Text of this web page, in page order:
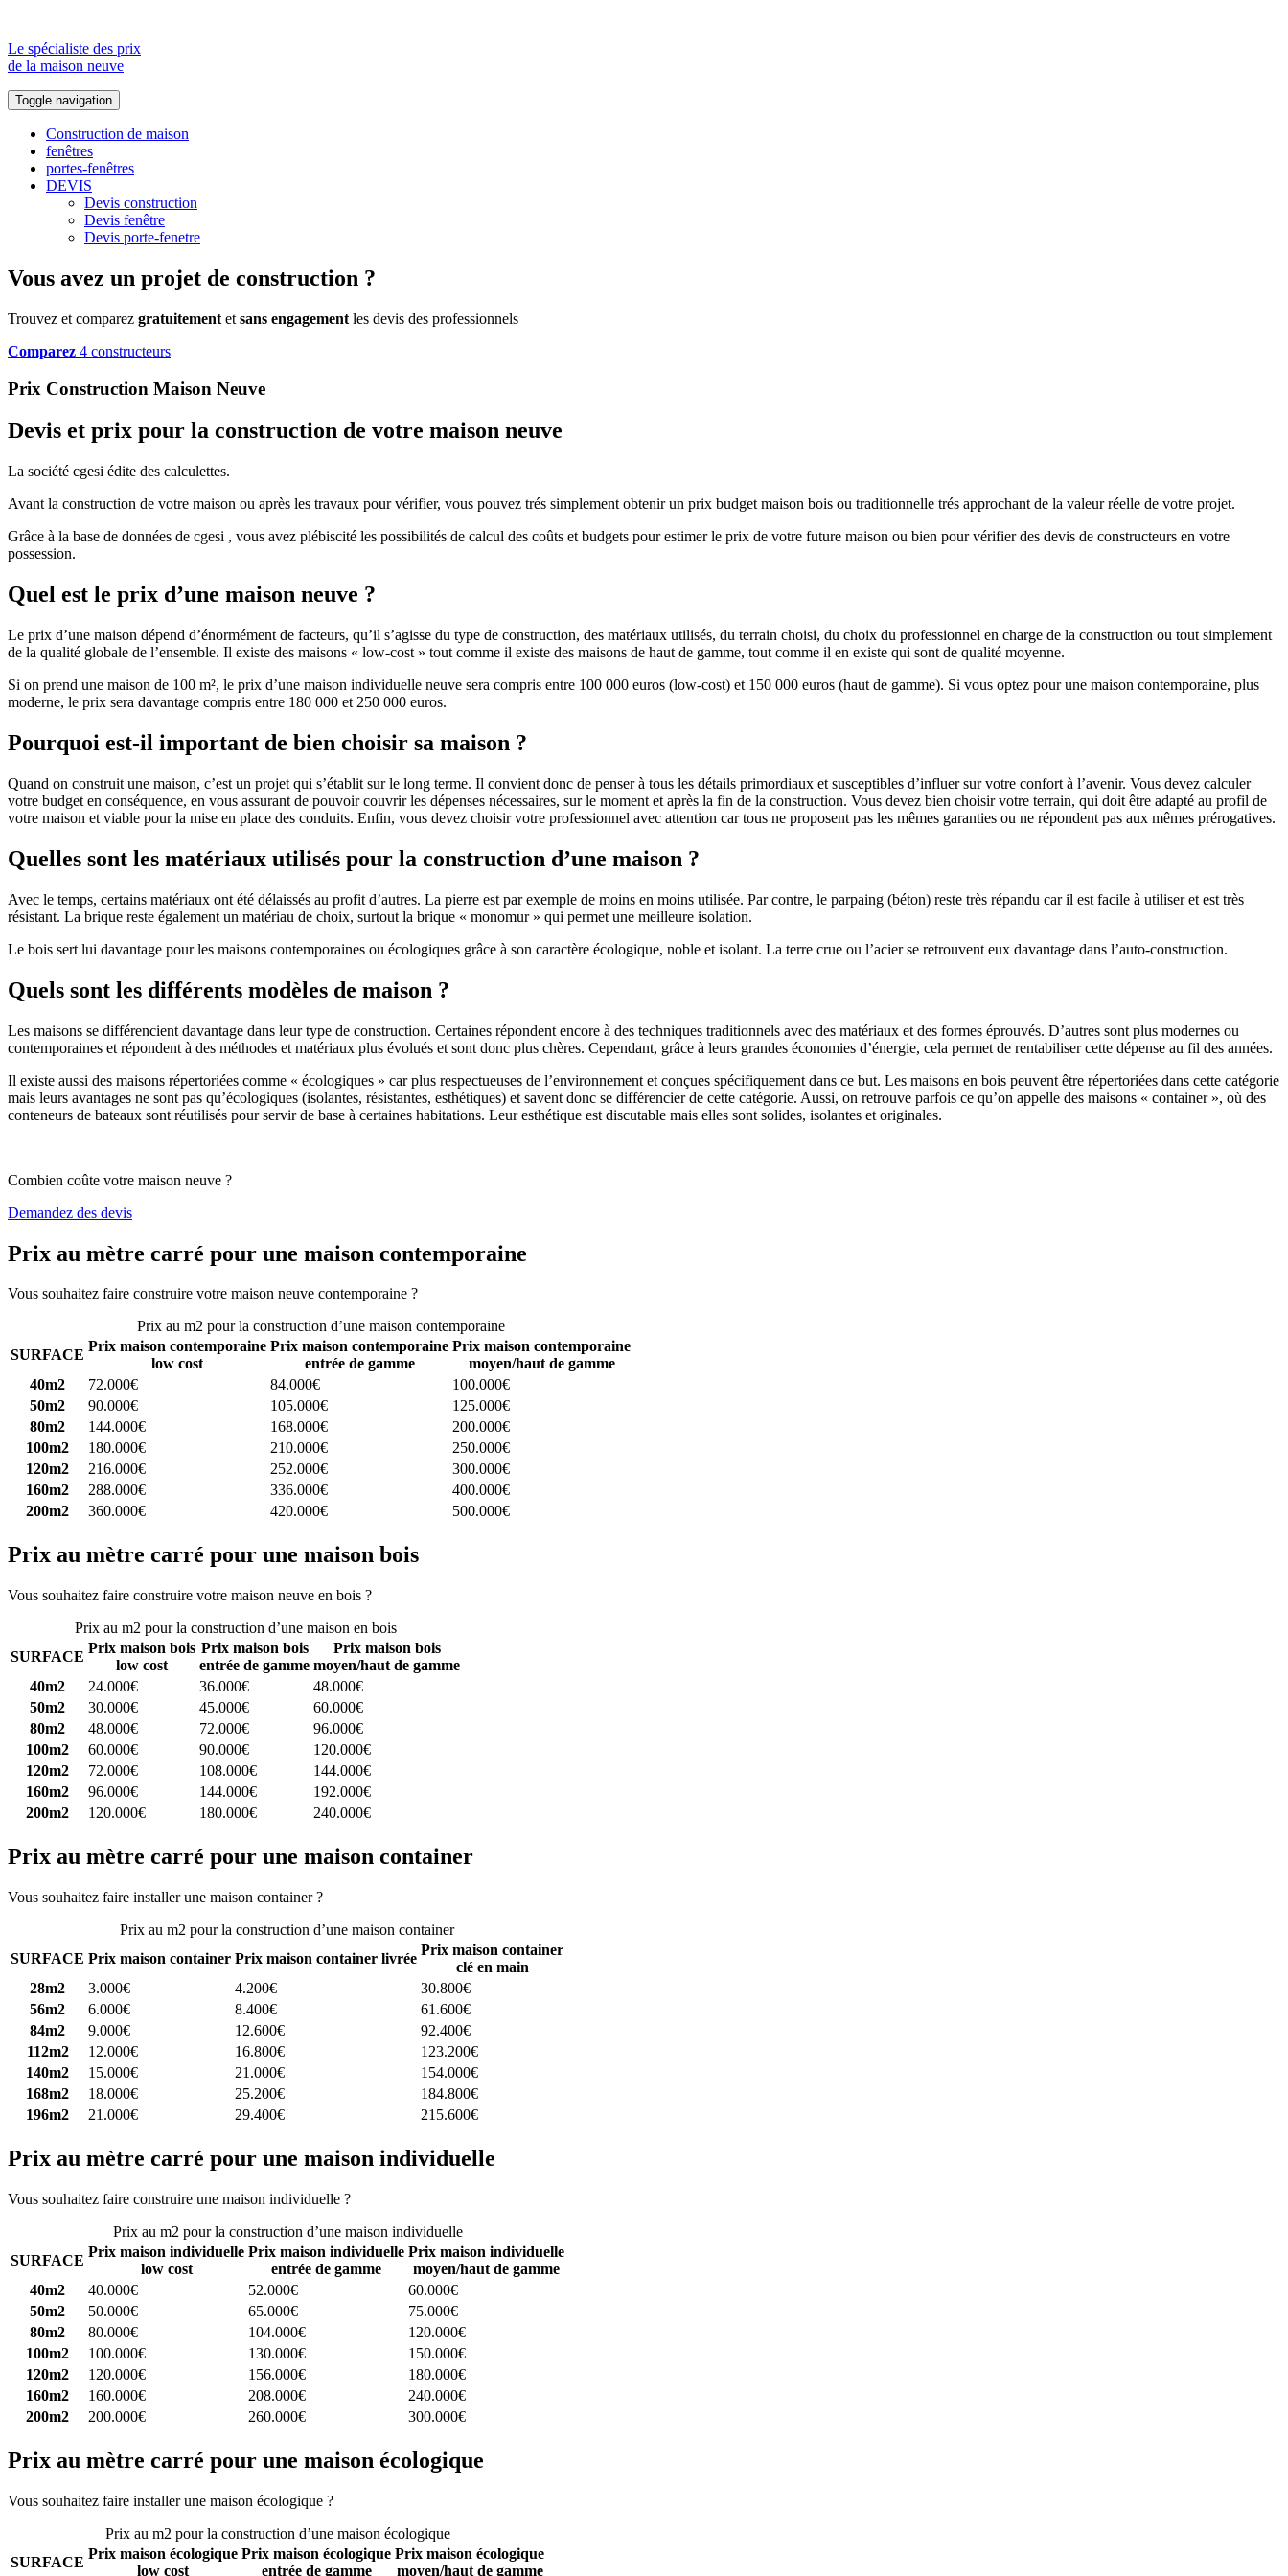
Le spécialiste des prix
de la maison neuve
Toggle navigation
Construction de maison
fenêtres
portes-fenêtres
DEVIS
Devis construction
Devis fenêtre
Devis porte-fenetre
Vous avez un projet de construction ?
Trouvez et comparez gratuitement et sans engagement les devis des professionnels
Comparez 4 constructeurs
Prix Construction Maison Neuve
Devis et prix pour la construction de votre maison neuve
La société cgesi édite des calculettes.
Avant la construction de votre maison ou après les travaux pour vérifier, vous pouvez trés simplement obtenir un prix budget maison bois ou traditionnelle trés approchant de la valeur réelle de votre projet.
Grâce à la base de données de cgesi , vous avez plébiscité les possibilités de calcul des coûts et budgets pour estimer le prix de votre future maison ou bien pour vérifier des devis de constructeurs en votre
possession.
Quel est le prix d’une maison neuve ?
Le prix d’une maison dépend d’énormément de facteurs, qu’il s’agisse du type de construction, des matériaux utilisés, du terrain choisi, du choix du professionnel en charge de la construction ou tout simplement
de la qualité globale de l’ensemble. Il existe des maisons « low-cost » tout comme il existe des maisons de haut de gamme, tout comme il en existe qui sont de qualité moyenne.
Si on prend une maison de 100 m², le prix d’une maison individuelle neuve sera compris entre 100 000 euros (low-cost) et 150 000 euros (haut de gamme). Si vous optez pour une maison contemporaine, plus
moderne, le prix sera davantage compris entre 180 000 et 250 000 euros.
Pourquoi est-il important de bien choisir sa maison ?
Quand on construit une maison, c’est un projet qui s’établit sur le long terme. Il convient donc de penser à tous les détails primordiaux et susceptibles d’influer sur votre confort à l’avenir. Vous devez calculer
votre budget en conséquence, en vous assurant de pouvoir couvrir les dépenses nécessaires, sur le moment et après la fin de la construction. Vous devez bien choisir votre terrain, qui doit être adapté au profil de
votre maison et viable pour la mise en place des conduits. Enfin, vous devez choisir votre professionnel avec attention car tous ne proposent pas les mêmes garanties ou ne répondent pas aux mêmes prérogatives.
Quelles sont les matériaux utilisés pour la construction d’une maison ?
Avec le temps, certains matériaux ont été délaissés au profit d’autres. La pierre est par exemple de moins en moins utilisée. Par contre, le parpaing (béton) reste très répandu car il est facile à utiliser et est très
résistant. La brique reste également un matériau de choix, surtout la brique « monomur » qui permet une meilleure isolation.
Le bois sert lui davantage pour les maisons contemporaines ou écologiques grâce à son caractère écologique, noble et isolant. La terre crue ou l’acier se retrouvent eux davantage dans l’auto-construction.
Quels sont les différents modèles de maison ?
Les maisons se différencient davantage dans leur type de construction. Certaines répondent encore à des techniques traditionnels avec des matériaux et des formes éprouvés. D’autres sont plus modernes ou
contemporaines et répondent à des méthodes et matériaux plus évolués et sont donc plus chères. Cependant, grâce à leurs grandes économies d’énergie, cela permet de rentabiliser cette dépense au fil des années.
Il existe aussi des maisons répertoriées comme « écologiques » car plus respectueuses de l’environnement et conçues spécifiquement dans ce but. Les maisons en bois peuvent être répertoriées dans cette catégorie
mais leurs avantages ne sont pas qu’écologiques (isolantes, résistantes, esthétiques) et savent donc se différencier de cette catégorie. Aussi, on retrouve parfois ce qu’on appelle des maisons « container », où des
conteneurs de bateaux sont réutilisés pour servir de base à certaines habitations. Leur esthétique est discutable mais elles sont solides, isolantes et originales.
Combien coûte votre maison neuve ?
Demandez des devis
Prix au mètre carré pour une maison contemporaine
Vous souhaitez faire construire votre maison neuve contemporaine ?
Prix au m2 pour la construction d’une maison contemporaine
SURFACE
Prix maison contemporaine
low cost
Prix maison contemporaine
entrée de gamme
Prix maison contemporaine
moyen/haut de gamme
40m2
72.000€ 84.000€
100.000€
50m2
90.000€ 105.000€
125.000€
80m2
144.000€ 168.000€
200.000€
100m2
180.000€ 210.000€
250.000€
120m2
216.000€ 252.000€
300.000€
160m2
288.000€ 336.000€
400.000€
200m2
360.000€ 420.000€ 500.000€
Prix au mètre carré pour une maison bois
Vous souhaitez faire construire votre maison neuve en bois ?
Prix au m2 pour la construction d’une maison en bois
SURFACE
Prix maison bois
low cost
Prix maison bois
entrée de gamme
Prix maison bois
moyen/haut de gamme
40m2
24.000€ 36.000€
48.000€
50m2
30.000€ 45.000€
60.000€
80m2
48.000€ 72.000€
96.000€
100m2
60.000€ 90.000€
120.000€
120m2
72.000€ 108.000€
144.000€
160m2
96.000€ 144.000€
192.000€
200m2
120.000€ 180.000€ 240.000€
Prix au mètre carré pour une maison container
Vous souhaitez faire installer une maison container ?
Prix au m2 pour la construction d’une maison container
SURFACE Prix maison container Prix maison container livrée
Prix maison container
clé en main
28m2
3.000€ 4.200€
30.800€
56m2
6.000€ 8.400€
61.600€
84m2
9.000€ 12.600€
92.400€
112m2
12.000€ 16.800€
123.200€
140m2
15.000€ 21.000€
154.000€
168m2
18.000€ 25.200€
184.800€
196m2
21.000€ 29.400€ 215.600€
Prix au mètre carré pour une maison individuelle
Vous souhaitez faire construire une maison individuelle ?
Prix au m2 pour la construction d’une maison individuelle
SURFACE
Prix maison individuelle
low cost
Prix maison individuelle
entrée de gamme
Prix maison individuelle
moyen/haut de gamme
40m2
40.000€ 52.000€
60.000€
50m2
50.000€ 65.000€
75.000€
80m2
80.000€ 104.000€
120.000€
100m2
100.000€ 130.000€
150.000€
120m2
120.000€ 156.000€
180.000€
160m2
160.000€ 208.000€
240.000€
200m2
200.000€ 260.000€ 300.000€
Prix au mètre carré pour une maison écologique
Vous souhaitez faire installer une maison écologique ?
Prix au m2 pour la construction d’une maison écologique
SURFACE
Prix maison écologique
low cost
Prix maison écologique
entrée de gamme
Prix maison écologique
moyen/haut de gamme